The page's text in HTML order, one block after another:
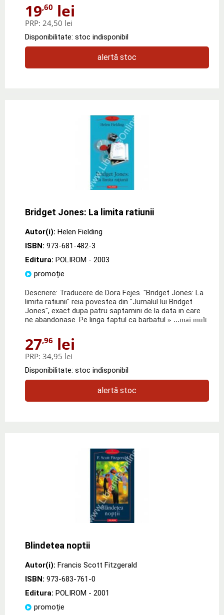
19,60 lei
PRP: 24,50 lei
Disponibilitate: stoc indisponibil
alertă stoc
Bridget Jones: La limita ratiunii
Autor(i): Helen Fielding
ISBN: 973-681-482-3
Editura: POLIROM - 2003
promoție
Descriere: Traducere de Dora Fejes. "Bridget Jones: La
limita ratiunii" reia povestea din "Jurnalul lui Bridget
Jones", exact dupa patru saptamini de la data in care
ne abandonase. Pe linga faptul ca barbatul » ...mai mult
27,96 lei
PRP: 34,95 lei
Disponibilitate: stoc indisponibil
alertă stoc
Blindetea noptii
Autor(i): Francis Scott Fitzgerald
ISBN: 973-683-761-0
Editura: POLIROM - 2001
promoție